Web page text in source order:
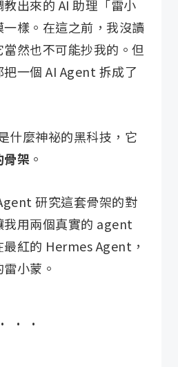
出來的 AI 助理「雷小
樣。在這之前，我沒讀
然也不可能抄我的。但
一個 AI Agent 拆成了
什麼神祕的黑科技，它
骨架 。
研究這套骨架的對
我用兩個真實的 agent
紅的 Hermes Agent，
小蒙。